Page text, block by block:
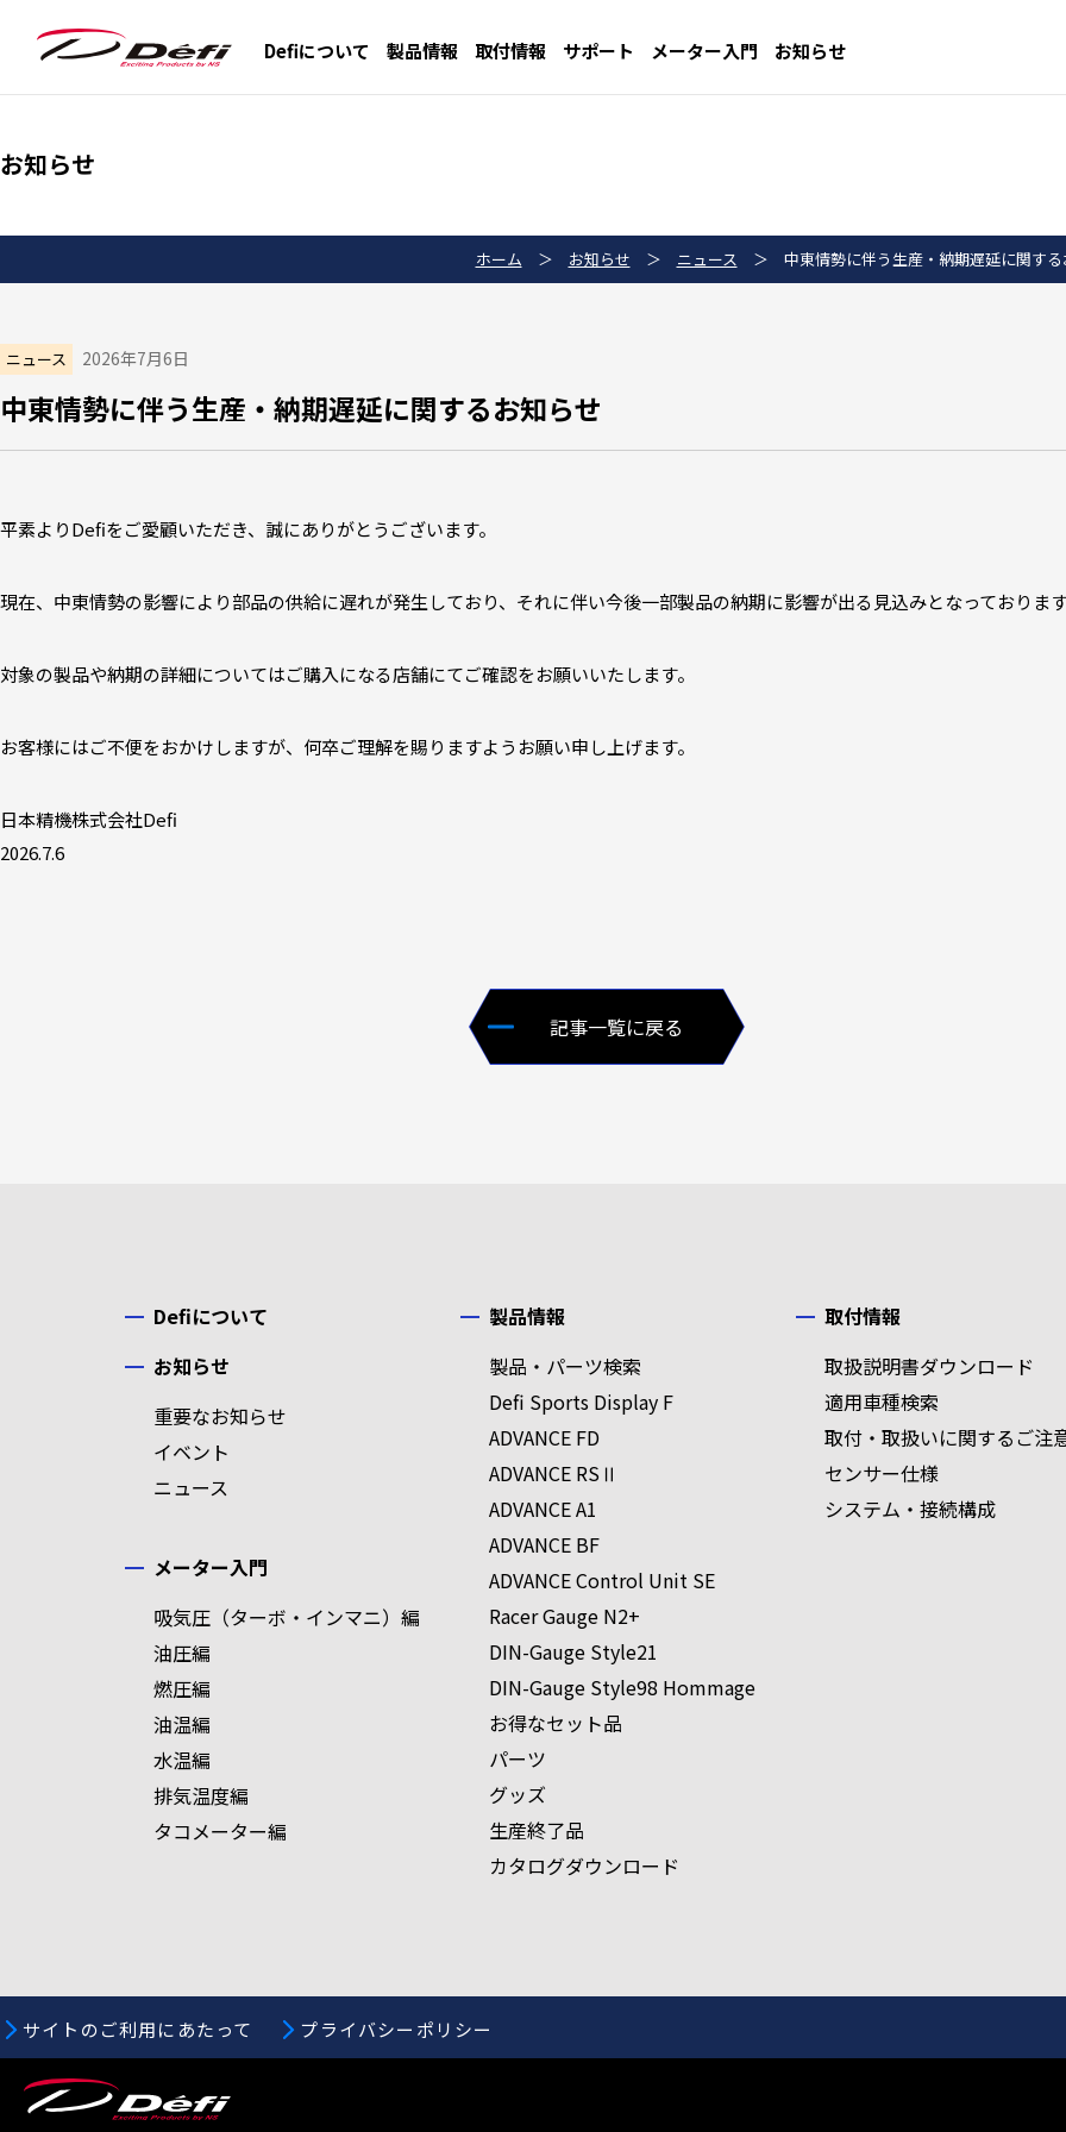
Defiについて 製品情報 取付情報 サポート メーター入門 お知らせ
お知らせ
ホーム ＞ お知らせ ＞ ニュース ＞ 中東情勢に伴う生産・納期遅延に関す
ニュース 2026年7月6日
中東情勢に伴う生産・納期遅延に関するお知らせ
平素よりDefiをご愛顧いただき、誠にありがとうございます。
現在、中東情勢の影響により部品の供給に遅れが発生しており、それに伴い今後一部製品の納期に影響が出る見込みとなっておりま
対象の製品や納期の詳細についてはご購入になる店舗にてご確認をお願いいたします。
お客様にはご不便をおかけしますが、何卒ご理解を賜りますようお願い申し上げます。
日本精機株式会社Defi
2026.7.6
記事一覧に戻る
Defiについて
お知らせ
重要なお知らせ
イベント
ニュース
メーター入門
吸気圧（ターボ・インマニ）編
油圧編
燃圧編
油温編
水温編
排気温度編
タコメーター編
製品情報
製品・パーツ検索
Defi Sports Display F
ADVANCE FD
ADVANCE RSⅡ
ADVANCE A1
ADVANCE BF
ADVANCE Control Unit SE
Racer Gauge N2+
DIN-Gauge Style21
DIN-Gauge Style98 Hommage
お得なセット品
パーツ
グッズ
生産終了品
カタログダウンロード
取付情報
取扱説明書ダウンロード
適用車種検索
取付・取扱いに関するご注
センサー仕様
システム・接続構成
サイトのご利用にあたって プライバシーポリシー